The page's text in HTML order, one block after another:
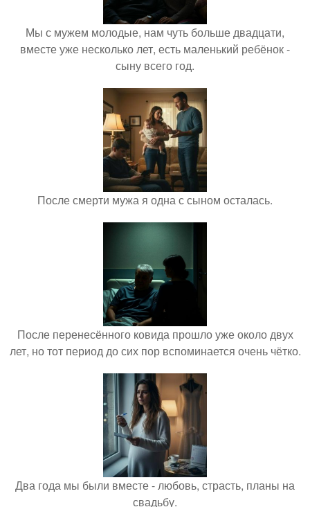
Мы с мужем молодые, нам чуть больше двадцати,
вместе уже несколько лет, есть маленький ребёнок -
сыну всего год.
После смерти мужа я одна с сыном осталась.
После перенесённого ковида прошло уже около двух
лет, но тот период до сих пор вспоминается очень чётко.
Два года мы были вместе - любовь, страсть, планы на
свадьбу.